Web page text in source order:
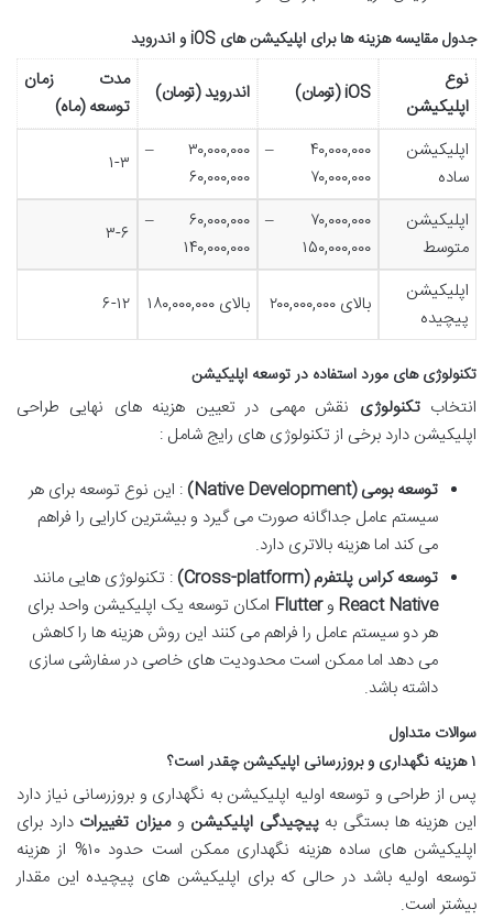
جدول مقایسه هزینه ها برای اپلیکیشن های و اندروید
نوع
اپلیکیشن
iOS ( تومان) اندروید (تومان)
مدت زمان
توسعه (ماه)
اپلیکیشن
ساده
۴۰,۰۰۰,۰۰۰ –
۷۰,۰۰۰,۰۰۰
۳۰,۰۰۰,۰۰۰ –
۶۰,۰۰۰,۰۰۰
۱-۳
اپلیکیشن
متوسط
۷۰,۰۰۰,۰۰۰ –
۱۵۰,۰۰۰,۰۰۰
۶۰,۰۰۰,۰۰۰ –
۱۴۰,۰۰۰,۰۰۰
۳-۶
اپلیکیشن
پیچیده
بالای ۲۰۰,۰۰۰,۰۰۰ بالای ۱۸۰,۰۰۰,۰۰۰ ۶-۱۲
تکنولوژی های مورد استفاده در توسعه اپلیکیشن
انتخابتکنولوژی نقش مهمی در تعیین هزینه های نهایی طراحی
اپلیکیشن دارد برخی از تکنولوژی های رایج شامل :
توسعه بومی(Native Development)
: این نوع توسعه برای هر
سیستم عامل جداگانه صورت می گیرد و بیشترین کارایی را فراهم
می کند اما هزینه بالاتری دارد.
توسعه کراس پلتفرم(Cross-platform)
: تکنولوژی هایی مانند
React Native وFlutter امکان توسعه یک اپلیکیشن واحد برای
هر دو سیستم عامل را فراهم می کنند این روش هزینه ها را کاهش
می دهد اما ممکن است محدودیت های خاصی در سفارشی سازی
داشته باشد.
سوالات متداول
۱هزینه نگهداری و بروزرسانی اپلیکیشن چقدر است؟
پس از طراحی و توسعه اولیه اپلیکیشن به نگهداری و بروزرسانی نیاز دارد
این هزینه ها بستگی بهپیچیدگی اپلیکیشن ومیزان تغییرات دارد برای
اپلیکیشن های ساده هزینه نگهداری ممکن است حدود ۱۰% از هزینه
توسعه اولیه باشد در حالی که برای اپلیکیشن های پیچیده این مقدار
بیشتر است.